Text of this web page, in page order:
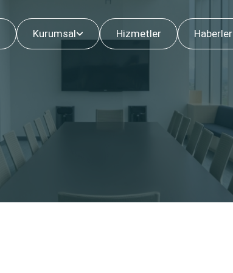
Kurumsal Hizmetler Haberler